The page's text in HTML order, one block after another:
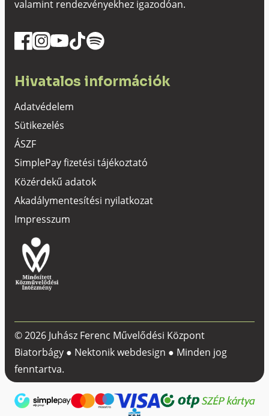
valamint rendezvényekhez igazodóan.
Hivatalos információk
Adatvédelem
Sütikezelés
ÁSZF
SimplePay fizetési tájékoztató
Közérdekű adatok
Akadálymentesítési nyilatkozat
Impresszum
© 2026 Juhász Ferenc Művelődési Központ
Biatorbágy ● Nektonik webdesign ● Minden jog
fenntartva.